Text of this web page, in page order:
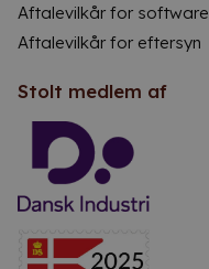
Aftalevilkår for software
Aftalevilkår for eftersyn
Stolt medlem af